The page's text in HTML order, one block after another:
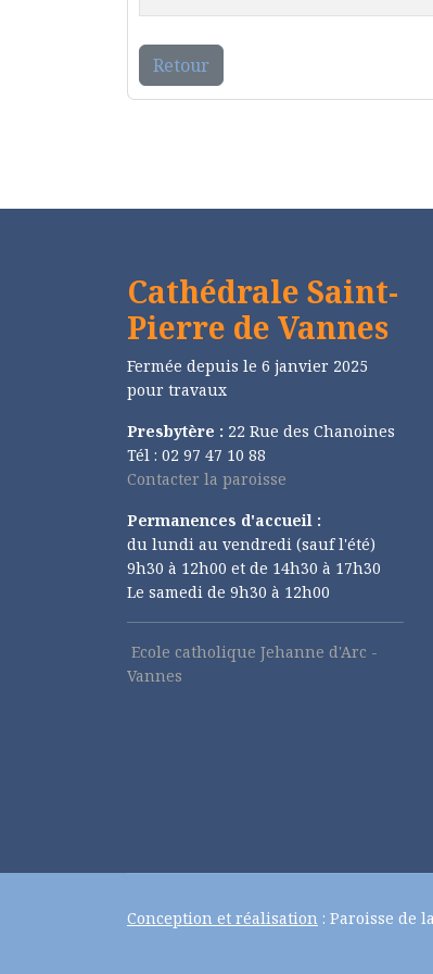
Retour
Cathédrale Saint-
Pierre de Vannes
Fermée depuis le 6 janvier 2025
pour travaux
Presbytère : 22 Rue des Chanoines
Tél : 02 97 47 10 88
Contacter la paroisse
Permanences d'accueil :
du lundi au vendredi (sauf l'été)
9h30 à 12h00 et de 14h30 à 17h30
Le samedi de 9h30 à 12h00
Ecole catholique Jehanne d'Arc -
Vannes
Conception et réalisation : Paroisse de